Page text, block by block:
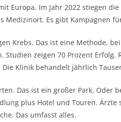
Europa. Im Jahr 2022 stiegen
Medizinort. Es gibt Kampagnen
Krebs. Das ist eine Methode,
zeigen 70 Prozent Erfolg.
Klinik behandelt jährlich
Das ist ein großer Park. Oder
plus Hotel und Touren. Ärzte
Das umfasst alles.